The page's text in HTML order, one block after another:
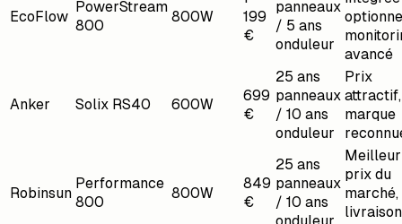
EcoFlow
PowerStream
800
800W
199
€
panneaux
/ 5 ans
onduleur
avancé
Anker Solix RS40 600W
699
€
25 ans
panneaux
/ 10 ans
onduleur
Prix
attractif,
marque
Robinsun
Performance
800
800W
849
€
25 ans
panneaux
/ 10 ans
Meilleur
prix du
marché,
livraison